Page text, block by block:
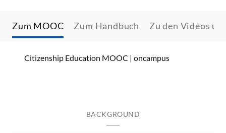
Zum MOOC Zum Handbuch Zu den Videos
Citizenship Education MOOC | oncampus
BACKGROUND